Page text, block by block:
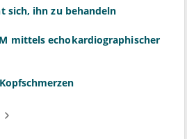
sich, ihn zu behandeln
mittels echokardiographischer